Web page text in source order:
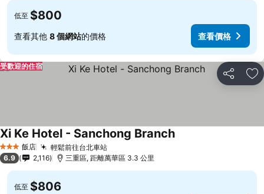
低至 $800
查看其他 8 個網站的價格 查看價格
分享 加
受歡迎的住宿
3 星級 飯店 輕鬆前往台北車站
Xi Ke Hotel - Sanchong Branch
6.9 2,116 三重區, 距離萬華區 3.3 公里
低至 $806